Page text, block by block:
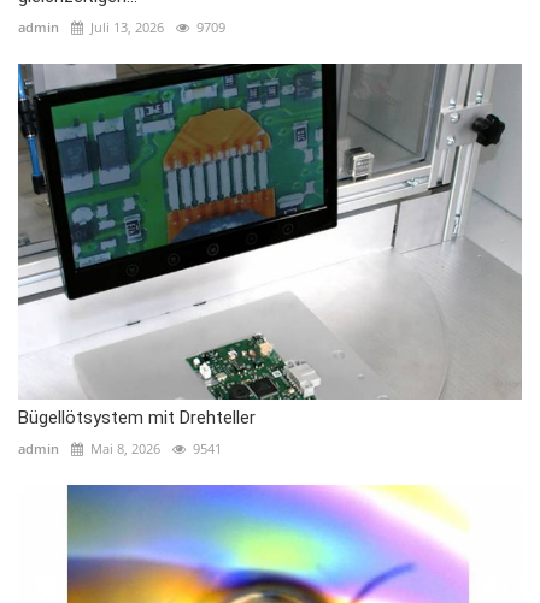
admin Juli 13, 2026 9709
Bügellötsystem mit Drehteller
admin Mai 8, 2026 9541